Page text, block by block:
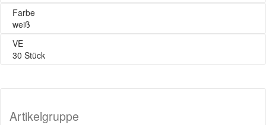
Farbe
weiß
VE
30 Stück
Artikelgruppe